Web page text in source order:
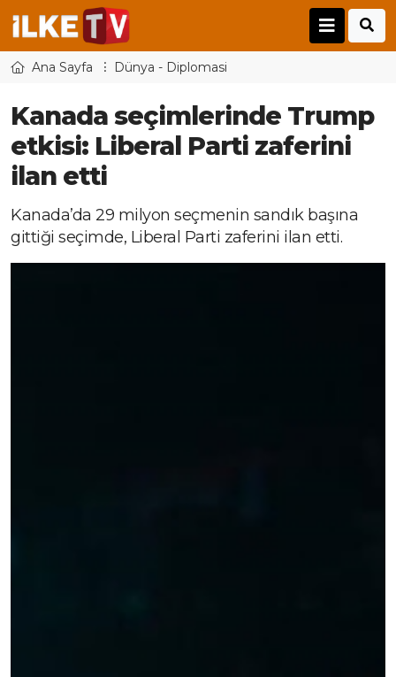
Ana Sayfa Dünya - Diplomasi
Kanada seçimlerinde Trump
etkisi: Liberal Parti zaferini
ilan etti
Kanada’da 29 milyon seçmenin sandık başına
gittiği seçimde, Liberal Parti zaferini ilan etti.